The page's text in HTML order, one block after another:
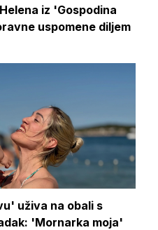
iz 'Gospodina
uspomene diljem
uživa na obali s
'Mornarka moja'